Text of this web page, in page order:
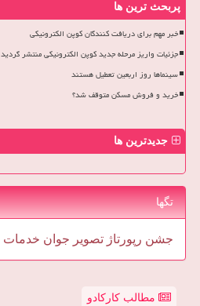
پربحث ترین ها
خبر مهم برای دریافت کنندگان کوپن الکترونیکی
جزئیات واریز مرحله جدید کوپن الکترونیکی منتشر گردید
سینماها روز اربعین تعطیل هستند
خرید و فروش مسکن متوقف شد؟
جدیدترین ها
تگها
جشن رپورتاژ تصویر جوان خدمات
مطالب کارکادو